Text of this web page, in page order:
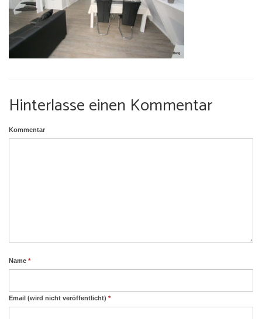
Umgebung
Urlaub mit Hund
Hinterlasse einen Kommentar
Kommentar
Name *
Email (wird nicht veröffentlicht) *